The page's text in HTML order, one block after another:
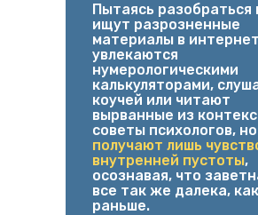
Пытаясь разобраться
ищут разрозненные
материалы в
увлекаются
нумерологическими
калькуляторами,
коучей или читают
вырванные из
советы психологов, но
получают лишь
внутренней пустоты,
осознавая, что
все так же далека,
раньше.